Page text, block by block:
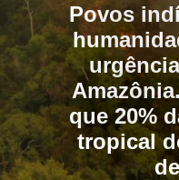
Povos
que 20%
tropical